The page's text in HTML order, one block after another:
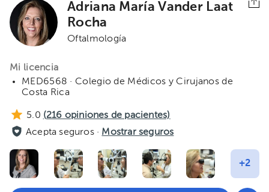
Adriana María Vander Laat
Rocha
Oftalmología
Mi licencia
MED6568 · Colegio de Médicos y Cirujanos de
Costa Rica
5.0 (216 opiniones de pacientes)
Acepta seguros · Mostrar seguros